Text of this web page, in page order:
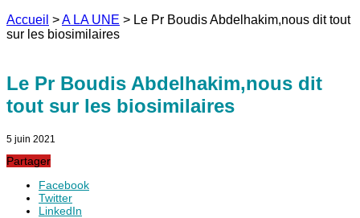
Accueil >A LA UNE > Le Pr Boudis Abdelhakim,nous dit tout
sur les biosimilaires
Le Pr Boudis Abdelhakim,nous dit
tout sur les biosimilaires
5 juin 2021
Partager
Facebook
Twitter
LinkedIn